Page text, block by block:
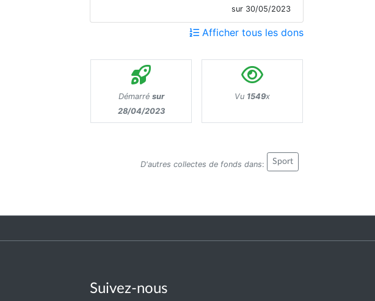
sur 30/05/2023
Afficher tous les dons
Démarré sur
28/04/2023
Vu 1549x
D'autres collectes de fonds dans: Sport
Suivez-nous